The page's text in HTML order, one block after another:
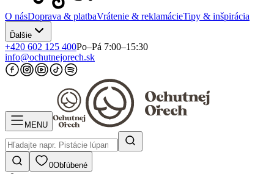
O násDoprava & platbaVrátenie & reklamácieTipy & inšpirácia
Ďalšie
+420 602 125 400Po–Pá 7:00–15:30
info@ochutnejorech.sk
MENU
0Obľúbené